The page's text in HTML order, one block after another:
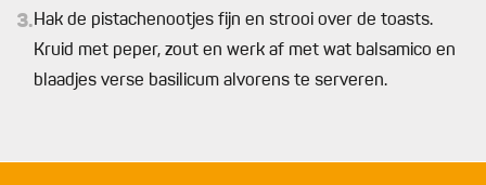
3.Hak de pistachenootjes fijn en strooi over de toasts.
Kruid met peper, zout en werk af met wat balsamico en
blaadjes verse basilicum alvorens te serveren.